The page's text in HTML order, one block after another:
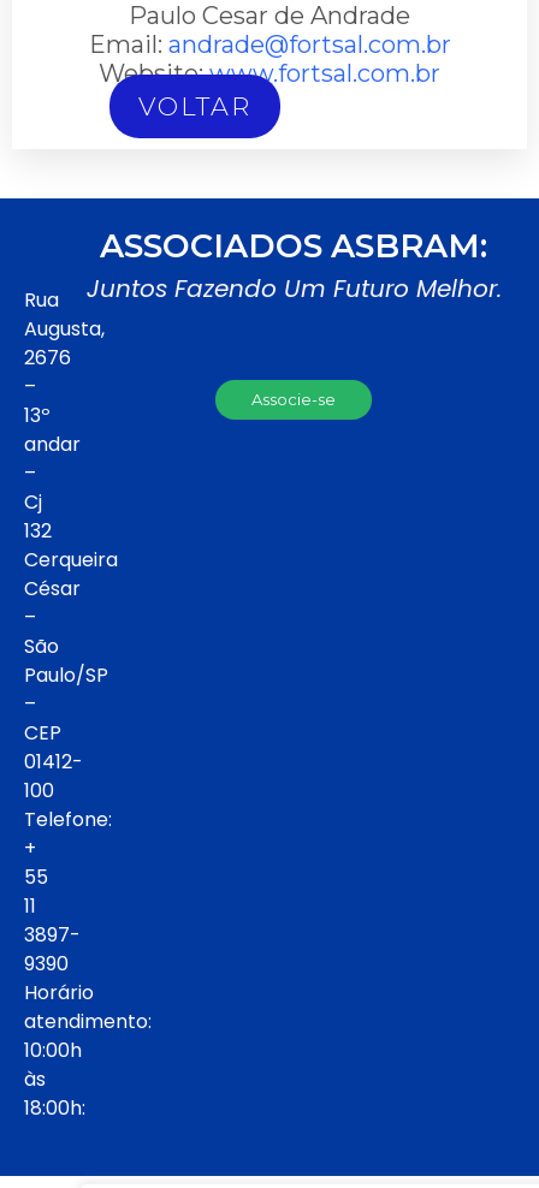
Paulo Cesar de Andrade
Email: andrade@fortsal.com.br
Website:www.fortsal.com.br
VOLTAR
Rua
Augusta,
2676
–
13º
andar
–
Cj
132
Cerqueira
César
–
São
Paulo/SP
–
CEP
01412-
100
Telefone:
+
55
11
3897-
9390
Horário
atendimento:
10:00h
às
18:00h:
ASSOCIADOS ASBRAM:
Juntos Fazendo Um Futuro Melhor.
Associe-se